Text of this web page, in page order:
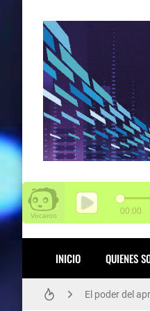
INICIO QUIENES
SENA tiene
El poder del